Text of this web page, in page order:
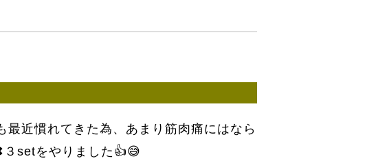
最近慣れてきた為、あまり筋肉痛にはなら
setをやりました👍😅